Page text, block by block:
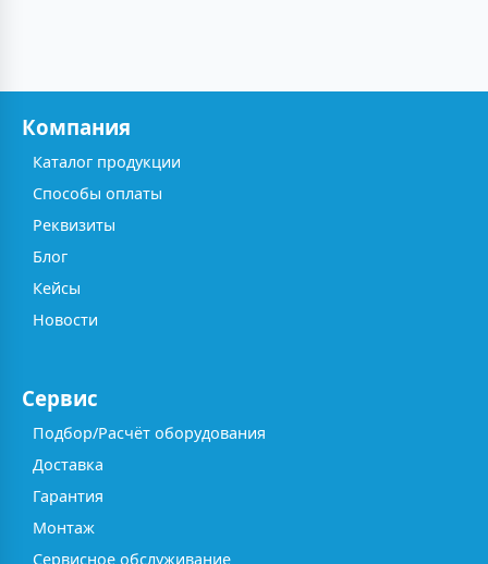
Компания
Каталог продукции
Способы оплаты
Реквизиты
Блог
Кейсы
Новости
Сервис
Подбор/Расчёт оборудования
Доставка
Гарантия
Монтаж
Сервисное обслуживание